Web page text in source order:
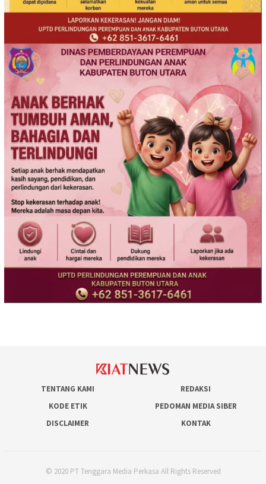
TENTANG KAMI
REDAKSI
KODE ETIK
PEDOMAN MEDIA SIBER
DISCLAIMER
KONTAK
© 2020 PT Tenggara Media Perkasa All Rights Reserved